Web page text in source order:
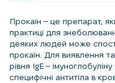
Прокаїн – це препарат,
практиці для
деяких людей може
прокаїн. Для виявлення
рівня IgE –
специфічні антитіла в